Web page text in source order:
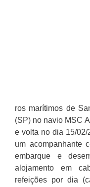
ros marítimos de
(SP) no navio MSC
e volta no dia 15/
um acompanhante
embarque e
alojamento em
refeições por dia